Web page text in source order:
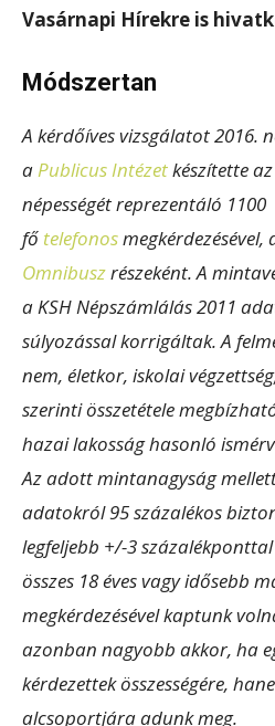
Vasárnapi Hírekre is
Módszertan
A kérdőíves vizsgálatot 2016.
aPublicus Intézetkészítette
népességét reprezentáló 1100
fő telefonosmegkérdezésével,
Omnibuszrészeként. A
a KSH Népszámlálás 2011
súlyozással korrigáltak. A
nem, életkor, iskolai
szerinti összetétele
hazai lakosság hasonló
Az adott mintanagyság
adatokról 95 százalékos
legfeljebb +/-3
összes 18 éves vagy idősebb
megkérdezésével kaptunk
azonban nagyobb akkor, ha
kérdezettek összességére,
alcsoportjára adunk meg.